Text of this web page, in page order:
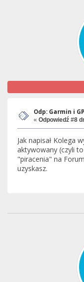
Odp: Garmin i
« Odpowiedź #8
Jak napisał Kolega
aktywowany (czyli
"piracenia" na
uzyskasz.